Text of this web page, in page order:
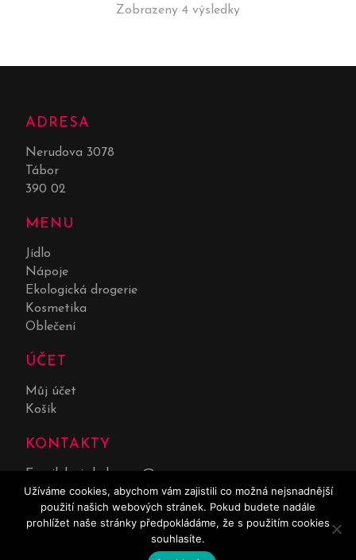
Zobrazeny 4 výsledky
ADRESA
Nerudova 3078
Tábor
390 02
MENU
Jídlo
Nápoje
Ekologická drogerie
Kosmetika
Oblečení
ÚČET
Můj účet
Košík
KONTAKTY
Email: lucie.kolarova@seznam.cz
Telefon:732 551 669
Užíváme cookies, abychom vám zajistili co možná nejsnadnější
použití našich webových stránek. Pokud budete nadále
prohlížet naše stránky předpokládáme, že s použitím cookies
souhlasíte.